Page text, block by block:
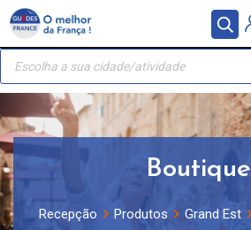
Painel de Gerenciamento de Cookies
Skip
content
Recherche
produits
Boutique
Recepção Produtos Grand Est